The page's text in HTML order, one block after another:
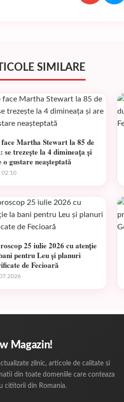
SIMILARE
face Martha Stewart la 85 de
se trezește la 4 dimineața și
o gustare neașteptată
02:10
25 iulie 2026 cu atenție
pentru Leu și planuri
de Fecioară
Magazin!
zilnic, articole de calitate si
din toate domeniile care conteaza
cititorii din Romania.